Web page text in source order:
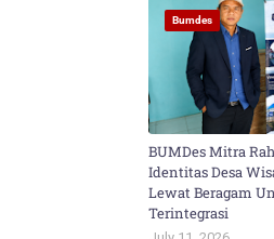
Bumdes
BUMDes Mitra
Identitas Desa
Lewat Beragam
Terintegrasi